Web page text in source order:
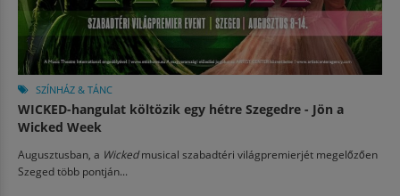
SZÍNHÁZ & TÁNC
WICKED-hangulat költözik egy hétre Szegedre - Jön a
Wicked Week
Augusztusban, a Wickedmusical szabadtéri világpremierjét megelőzően
Szeged több pontján...